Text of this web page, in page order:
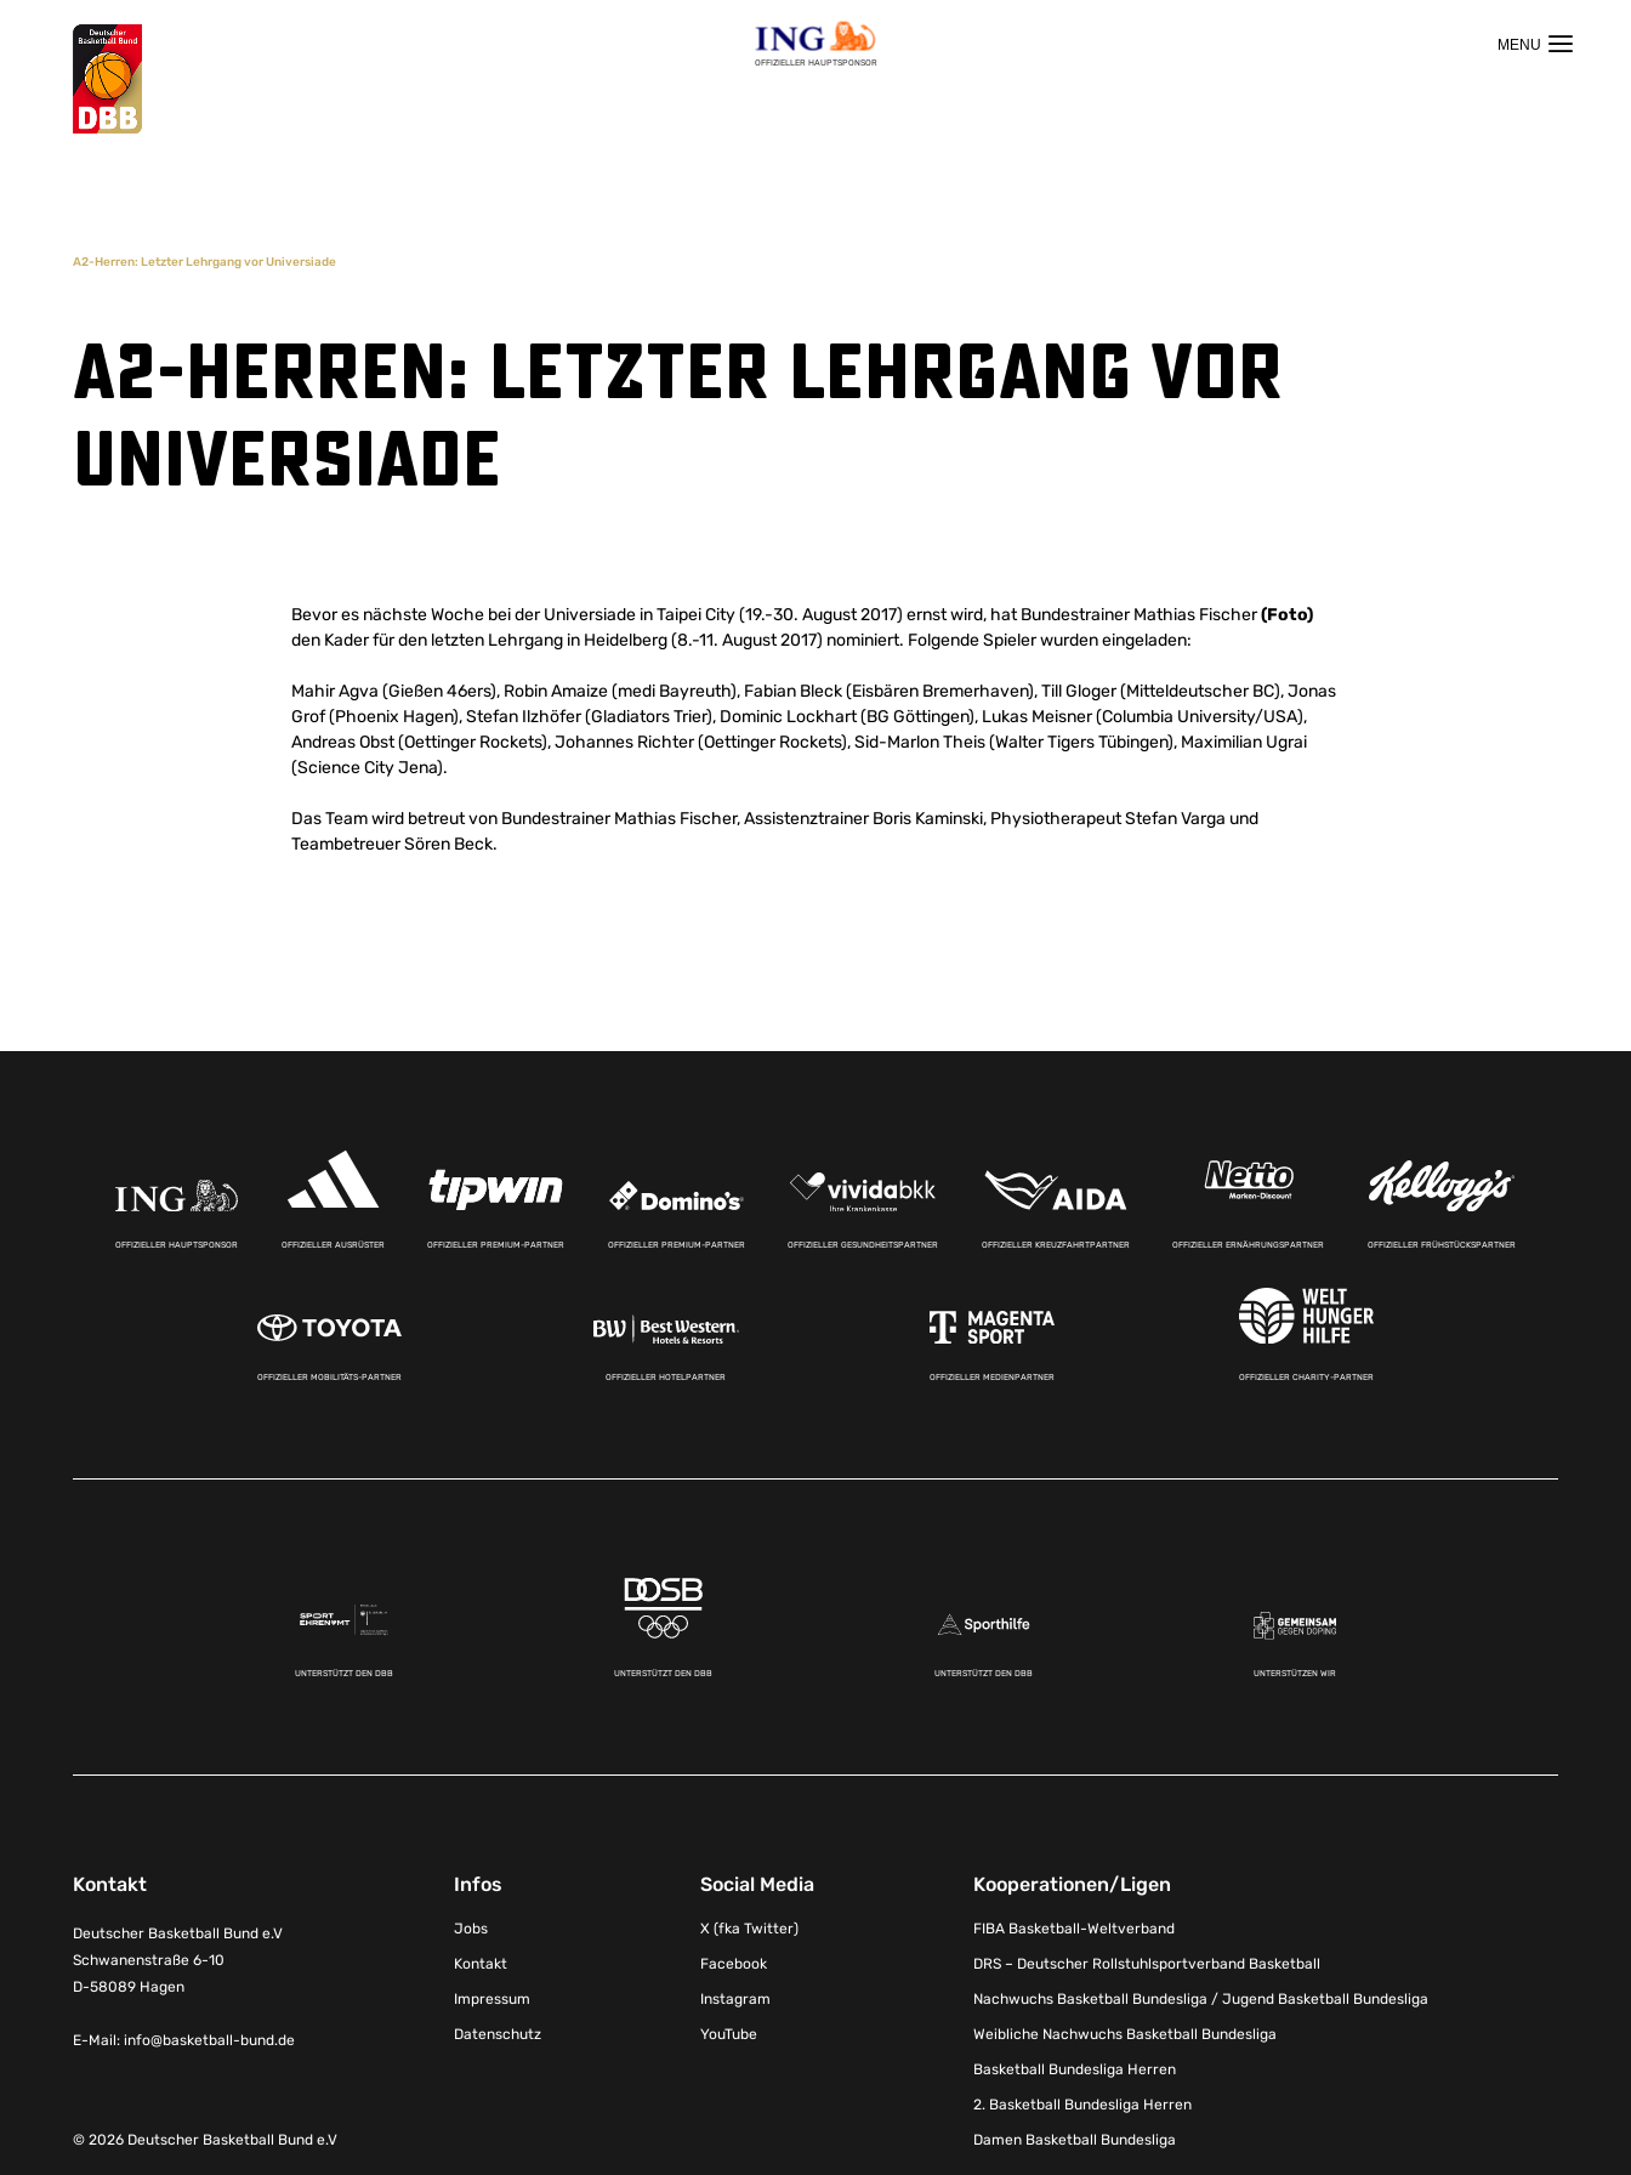
OFFIZIELLER HAUPTSPONSOR
Suchvorschläge
A2-Herren: Letzter Lehrgang vor Universiade
A2-Herren: Letzter Lehrgang vor
Universiade
Bevor es nächste Woche bei der Universiade in Taipei City (19.-30. August 2017) ernst wird, hat Bundestrainer Mathias Fischer(Foto)
den Kader für den letzten Lehrgang in Heidelberg (8.-11. August 2017) nominiert. Folgende Spieler wurden eingeladen:
Mahir Agva (Gießen 46ers), Robin Amaize (medi Bayreuth), Fabian Bleck (Eisbären Bremerhaven), Till Gloger (Mitteldeutscher BC), Jonas
Grof (Phoenix Hagen), Stefan Ilzhöfer (Gladiators Trier), Dominic Lockhart (BG Göttingen), Lukas Meisner (Columbia University/USA),
Andreas Obst (Oettinger Rockets), Johannes Richter (Oettinger Rockets), Sid-Marlon Theis (Walter Tigers Tübingen), Maximilian Ugrai
(Science City Jena).
Das Team wird betreut von Bundestrainer Mathias Fischer, Assistenztrainer Boris Kaminski, Physiotherapeut Stefan Varga und
Teambetreuer Sören Beck.
OFFIZIELLER HAUPTSPONSOR OFFIZIELLER AUSRÜSTER OFFIZIELLER PREMIUM-PARTNER OFFIZIELLER PREMIUM-PARTNER OFFIZIELLER GESUNDHEITSPARTNER OFFIZIELLER KREUZFAHRTPARTNER OFFIZIELLER ERNÄHRUNGSPARTNER OFFIZIELLER FRÜHSTÜCKSPARTNER
OFFIZIELLER MOBILITÄTS-PARTNER OFFIZIELLER HOTELPARTNER OFFIZIELLER MEDIENPARTNER OFFIZIELLER CHARITY-PARTNER
UNTERSTÜTZT DEN DBB UNTERSTÜTZT DEN DBB UNTERSTÜTZT DEN DBB UNTERSTÜTZEN WIR
Kontakt
Deutscher Basketball Bund e.V
Schwanenstraße 6-10
D-58089 Hagen
E-Mail: info@basketball-bund.de
Infos
Jobs
Kontakt
Impressum
Datenschutz
Social Media
X (fka Twitter)
Facebook
Instagram
YouTube
Kooperationen/Ligen
FIBA Basketball-Weltverband
DRS – Deutscher Rollstuhlsportverband Basketball
Nachwuchs Basketball Bundesliga / Jugend Basketball Bundesliga
Weibliche Nachwuchs Basketball Bundesliga
Basketball Bundesliga Herren
2. Basketball Bundesliga Herren
Damen Basketball Bundesliga
© 2026 Deutscher Basketball Bund e.V